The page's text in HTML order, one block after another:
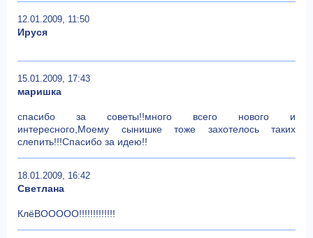
12.01.2009, 11:50
Ируся
15.01.2009, 17:43
маришка
спасибо за советы!!много всего нового и
интересного,Моему сынишке тоже захотелось таких
слепить!!!Спасибо за идею!!
18.01.2009, 16:42
Светлана
КлёВООООО!!!!!!!!!!!!!